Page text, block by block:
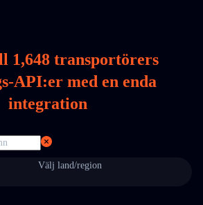
1,648transportörers
API:er med en enda
integration
Välj land/region